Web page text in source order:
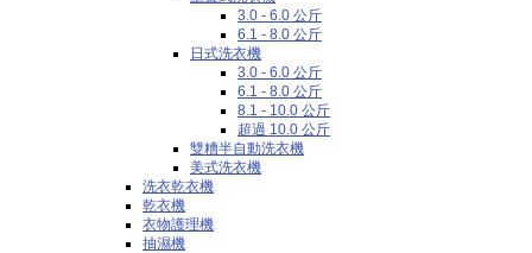
3.0 - 6.0 公斤
6.1 - 8.0 公斤
日式洗衣機
3.0 - 6.0 公斤
6.1 - 8.0 公斤
8.1 - 10.0 公斤
超過 10.0 公斤
雙糟半自動洗衣機
美式洗衣機
洗衣乾衣機
乾衣機
衣物護理機
抽濕機